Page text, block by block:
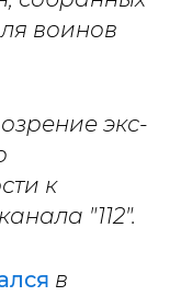
воинов
экс-
к
"112".
в